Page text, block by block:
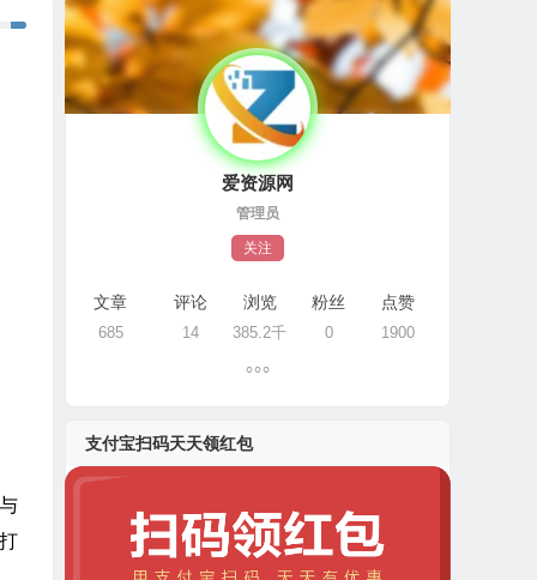
爱资源网
管理员
关注
文章
685
评论
14
浏览
385.2千
粉丝
0
点赞
1900
支付宝扫码天天领红包